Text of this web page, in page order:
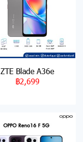
ZTE Blade A36e
฿2,699